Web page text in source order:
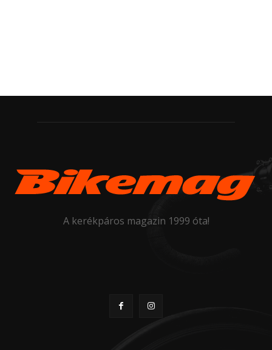
A kerékpáros magazin 1999 óta!